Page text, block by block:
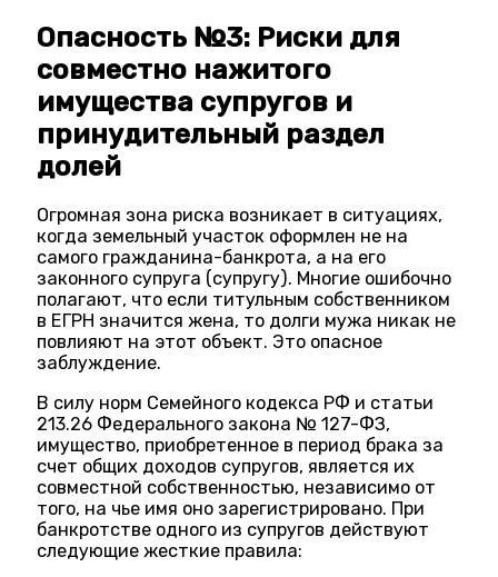
Опасность №3: Риски для
совместно нажитого
имущества супругов и
принудительный раздел
долей
Огромная зона риска возникает в ситуациях,
когда земельный участок оформлен не на
самого гражданина-банкрота, а на его
законного супруга (супругу). Многие ошибочно
полагают, что если титульным собственником
в ЕГРН значится жена, то долги мужа никак не
повлияют на этот объект. Это опасное
заблуждение.
В силу норм Семейного кодекса РФ и статьи
213.26 Федерального закона № 127-ФЗ,
имущество, приобретенное в период брака за
счет общих доходов супругов, является их
совместной собственностью, независимо от
того, на чье имя оно зарегистрировано. При
банкротстве одного из супругов действуют
следующие жесткие правила: